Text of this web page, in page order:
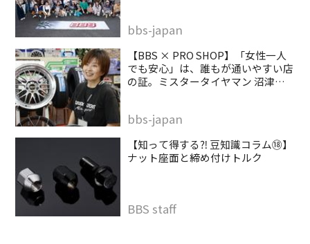
bbs-japan
【BBS × PRO SHOP】「女性一人
でも安心」は、誰もが通いやすい店
の証。ミスタータイヤマン 沼津バ
bbs-japan
【知って得する⁈ 豆知識コラム⑱】
ナット座面と締め付けトルク
BBS staff